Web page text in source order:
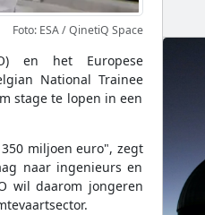
Foto: ESA / QinetiQ Space
en het Europese
National Trainee
stage te lopen in een
miljoen euro", zegt
naar ingenieurs en
wil daarom jongeren